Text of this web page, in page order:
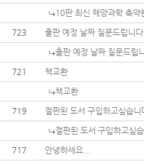
10판 최신 해양과학 축약
723
출판 예정 날짜 질문드립니다
출판 예정 날짜 질문드립
721
책교환
책교환
719
절판된 도서 구입하고싶습니
절판된 도서 구입하고싶
717
안녕하세요...